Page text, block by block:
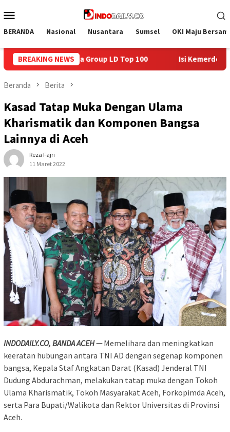
ke
Mobile
BERANDA Nasional Nusantara Sumsel OKI Maju
BREAKING NEWS
Isi Kemerdekaan dengan Kepedulian, Lapas Sekayu
Beranda Berita
Kasad Tatap Muka Dengan Ulama
Kharismatik dan Komponen Bangsa
Lainnya di Aceh
Reza Fajri
11 Maret 2022
INDODAILY.CO, BANDA ACEH — Memelihara dan meningkatkan
keeratan hubungan antara TNI AD dengan segenap komponen
bangsa, Kepala Staf Angkatan Darat (Kasad) Jenderal TNI
Dudung Abdurachman, melakukan tatap muka dengan Tokoh
Ulama Kharismatik, Tokoh Masyarakat Aceh, Forkopimda Aceh,
serta Para Bupati/Walikota dan Rektor Universitas di Provinsi
Aceh.